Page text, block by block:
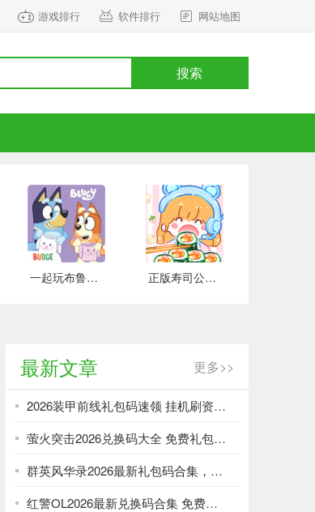
游戏排行 软件排行 网站地图
搜索
一起玩布鲁伊吧 手游下载 正版寿司公园 安卓版
最新文章 更多>>
2026装甲前线礼包码速领 挂机刷资源攻略
萤火突击2026兑换码大全 免费礼包一键领取
群英风华录2026最新礼包码合集，一键领取限时福利
红警OL2026最新兑换码合集 免费礼包一键领取